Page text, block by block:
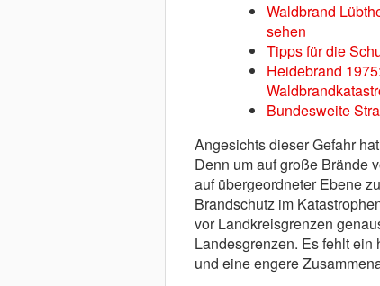
Waldbrand
sehen
Tipps für die
Heidebrand
Bundesweite
Angesichts dieser Gefahr
Denn um auf große Brände
auf übergeordneter Ebene
Brandschutz im
vor Landkreisgrenzen
Landesgrenzen. Es fehlt
und eine engere